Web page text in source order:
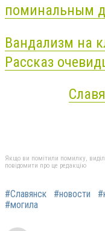
поминальным
Вандализм на
Рассказ
Якщо ви помітили помилку,
повідомити про це редакцію
#Славянск #новости
#могила